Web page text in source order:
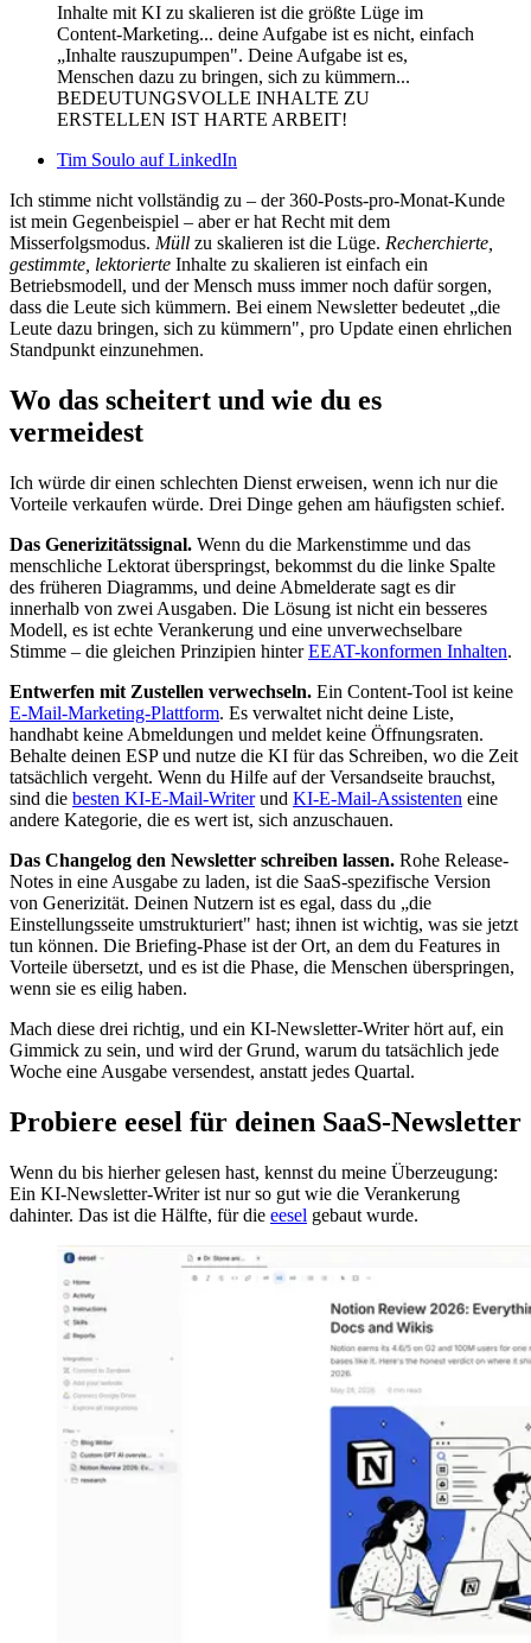
Inhalte mit KI zu skalieren ist die größte Lüge im
Content-Marketing... deine Aufgabe ist es nicht, einfach
„Inhalte rauszupumpen". Deine Aufgabe ist es,
Menschen dazu zu bringen, sich zu kümmern...
BEDEUTUNGSVOLLE INHALTE ZU
ERSTELLEN IST HARTE ARBEIT!
Tim Soulo auf LinkedIn
Ich stimme nicht vollständig zu – der 360-Posts-pro-Monat-Kunde
ist mein Gegenbeispiel – aber er hat Recht mit dem
Misserfolgsmodus. Müll zu skalieren ist die Lüge. Recherchierte,
gestimmte, lektorierte Inhalte zu skalieren ist einfach ein
Betriebsmodell, und der Mensch muss immer noch dafür sorgen,
dass die Leute sich kümmern. Bei einem Newsletter bedeutet „die
Leute dazu bringen, sich zu kümmern", pro Update einen ehrlichen
Standpunkt einzunehmen.
Wo das scheitert und wie du es
vermeidest
Ich würde dir einen schlechten Dienst erweisen, wenn ich nur die
Vorteile verkaufen würde. Drei Dinge gehen am häufigsten schief.
Das Generizitätssignal. Wenn du die Markenstimme und das
menschliche Lektorat überspringst, bekommst du die linke Spalte
des früheren Diagramms, und deine Abmelderate sagt es dir
innerhalb von zwei Ausgaben. Die Lösung ist nicht ein besseres
Modell, es ist echte Verankerung und eine unverwechselbare
Stimme – die gleichen Prinzipien hinterEEAT-konformen Inhalten.
Entwerfen mit Zustellen verwechseln. Ein Content-Tool ist keine
E-Mail-Marketing-Plattform. Es verwaltet nicht deine Liste,
handhabt keine Abmeldungen und meldet keine Öffnungsraten.
Behalte deinen ESP und nutze die KI für das Schreiben, wo die Zeit
tatsächlich vergeht. Wenn du Hilfe auf der Versandseite brauchst,
sind die besten KI-E-Mail-Writerund KI-E-Mail-Assistenten eine
andere Kategorie, die es wert ist, sich anzuschauen.
Das Changelog den Newsletter schreiben lassen. Rohe Release-
Notes in eine Ausgabe zu laden, ist die SaaS-spezifische Version
von Generizität. Deinen Nutzern ist es egal, dass du „die
Einstellungsseite umstrukturiert" hast; ihnen ist wichtig, was sie jetzt
tun können. Die Briefing-Phase ist der Ort, an dem du Features in
Vorteile übersetzt, und es ist die Phase, die Menschen überspringen,
wenn sie es eilig haben.
Mach diese drei richtig, und ein KI-Newsletter-Writer hört auf, ein
Gimmick zu sein, und wird der Grund, warum du tatsächlich jede
Woche eine Ausgabe versendest, anstatt jedes Quartal.
Probiere eesel für deinen SaaS-Newsletter
Wenn du bis hierher gelesen hast, kennst du meine Überzeugung:
Ein KI-Newsletter-Writer ist nur so gut wie die Verankerung
dahinter. Das ist die Hälfte, für die eesel gebaut wurde.